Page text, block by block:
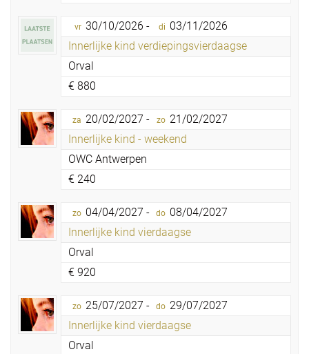
vr 30/10/2026 - di 03/11/2026
Innerlijke kind verdiepingsvierdaagse
Orval
€ 880
za 20/02/2027 - zo 21/02/2027
Innerlijke kind - weekend
OWC Antwerpen
€ 240
zo 04/04/2027 - do 08/04/2027
Innerlijke kind vierdaagse
Orval
€ 920
zo 25/07/2027 - do 29/07/2027
Innerlijke kind vierdaagse
Orval